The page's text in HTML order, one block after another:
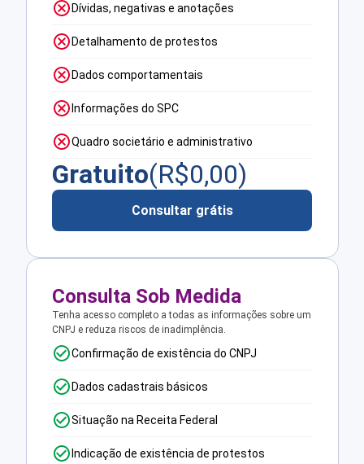
Dívidas, negativas e anotações
Detalhamento de protestos
Dados comportamentais
Informações do SPC
Quadro societário e administrativo
Gratuito(R$0,00)
Consultar grátis
Consulta Sob Medida
Tenha acesso completo a todas as informações sobre um
CNPJ e reduza riscos de inadimplência.
Confirmação de existência do CNPJ
Dados cadastrais básicos
Situação na Receita Federal
Indicação de existência de protestos